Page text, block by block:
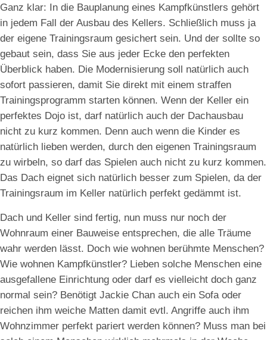
Ganz klar: In die Bauplanung eines Kampfkünstlers gehört
in jedem Fall der Ausbau des Kellers. Schließlich muss ja
der eigene Trainingsraum gesichert sein. Und der sollte so
gebaut sein, dass Sie aus jeder Ecke den perfekten
Überblick haben. Die Modernisierung soll natürlich auch
sofort passieren, damit Sie direkt mit einem straffen
Trainingsprogramm starten können. Wenn der Keller ein
perfektes Dojo ist, darf natürlich auch der Dachausbau
nicht zu kurz kommen. Denn auch wenn die Kinder es
natürlich lieben werden, durch den eigenen Trainingsraum
zu wirbeln, so darf das Spielen auch nicht zu kurz kommen.
Das Dach eignet sich natürlich besser zum Spielen, da der
Trainingsraum im Keller natürlich perfekt gedämmt ist.
Dach und Keller sind fertig, nun muss nur noch der
Wohnraum einer Bauweise entsprechen, die alle Träume
wahr werden lässt. Doch wie wohnen berühmte Menschen?
Wie wohnen Kampfkünstler? Lieben solche Menschen eine
ausgefallene Einrichtung oder darf es vielleicht doch ganz
normal sein? Benötigt Jackie Chan auch ein Sofa oder
reichen ihm weiche Matten damit evtl. Angriffe auch ihm
Wohnzimmer perfekt pariert werden können? Muss man bei